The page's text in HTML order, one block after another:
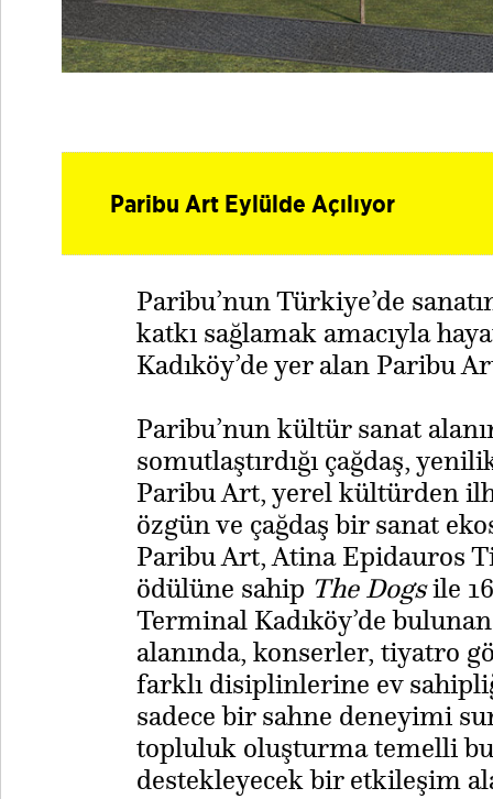
Paribu Art Eylülde Açılıyor
Paribu’nun Türkiye’de
katkı sağlamak amacıyla
Kadıköy’de yer alan Paribu
Paribu’nun kültür sanat
somutlaştırdığı çağdaş,
Paribu Art, yerel kültürden
özgün ve çağdaş bir sanat
Paribu Art, Atina Epidauros
ödülüne sahip The Dogsile
Terminal Kadıköy’de
alanında, konserler, tiyatro
farklı disiplinlerine ev
sadece bir sahne deneyimi
topluluk oluşturma temelli
destekleyecek bir etkileşim